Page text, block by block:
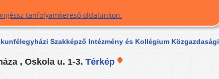
tanfolyamkereső oldalunkon.
Szakképző Intézmény és Kollégium Közgazdasági
, Oskola u. 1-3. Térkép